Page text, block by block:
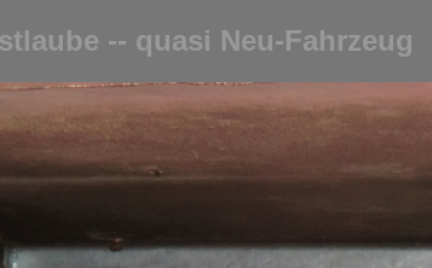
-- quasi Neu-Fahrzeug